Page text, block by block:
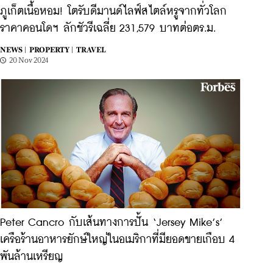
ภูเก็ตเนื้อหอม! โตรับดีมานด์ไลฟ์สไตล์หรูจากทั่วโลก
ราคาคอนโดฯ ลักชัวรีเฉลี่ย 231,579 บาทต่อตร.ม.
NEWS | PROPERTY |
TRAVEL
20 Nov 2024
Peter Cancro กับเส้นทางการปั้น ‘Jersey Mike’s’
เครือร้านอาหารยักษ์ใหญ่ในอเมริกาที่มียอดขายเกือบ 4
พันล้านเหรียญ